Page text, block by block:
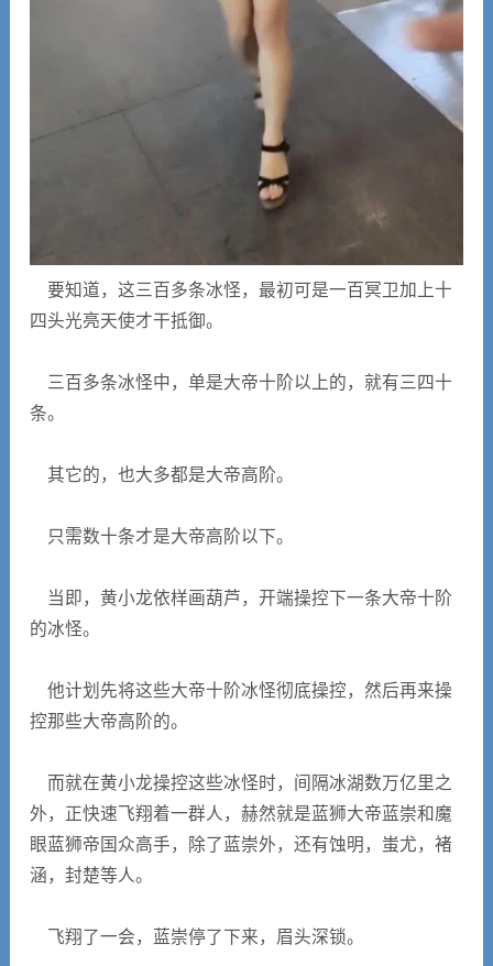
要知道，这三百多条冰怪，最初可是一百冥卫加上十
四头光亮天使才干抵御。
三百多条冰怪中，单是大帝十阶以上的，就有三四十
条。
其它的，也大多都是大帝高阶。
只需数十条才是大帝高阶以下。
当即，黄小龙依样画葫芦，开端操控下一条大帝十阶
的冰怪。
他计划先将这些大帝十阶冰怪彻底操控，然后再来操
控那些大帝高阶的。
而就在黄小龙操控这些冰怪时，间隔冰湖数万亿里之
外，正快速飞翔着一群人，赫然就是蓝狮大帝蓝崇和魔
眼蓝狮帝国众高手，除了蓝崇外，还有蚀明，蚩尤，褚
涵，封楚等人。
飞翔了一会，蓝崇停了下来，眉头深锁。